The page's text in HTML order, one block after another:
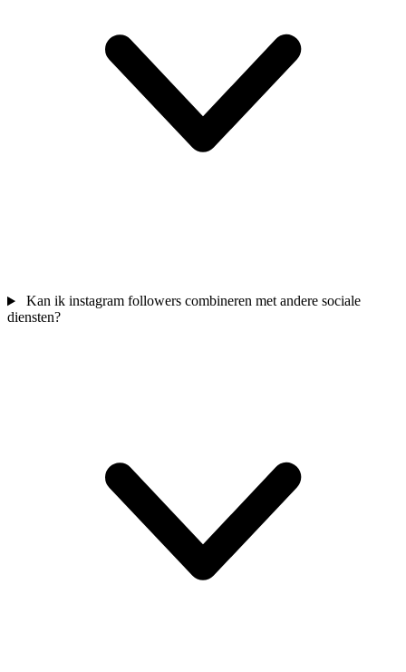
Kan ik instagram followers combineren met andere sociale
diensten?